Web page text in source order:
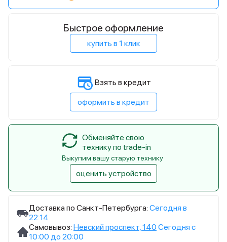
Доставка по Санкт-Петербурга: Сегодня в
22:14
Самовывоз: Невский проспект, 140 Сегодня с
10:00 до 20:00
Быстрое оформление
купить в 1 клик
Взять в кредит
оформить в кредит
Обменяйте свою
технику по trade-in
Выкупим вашу старую технику
оценить устройство